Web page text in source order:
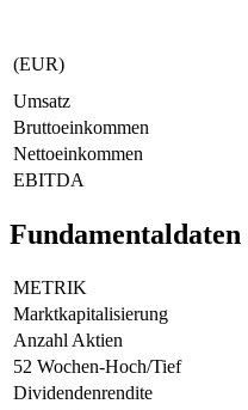
(EUR)
Umsatz
Bruttoeinkommen
Nettoeinkommen
EBITDA
Fundamentaldaten
METRIK
Marktkapitalisierung
Anzahl Aktien
52 Wochen-Hoch/Tief
Dividendenrendite